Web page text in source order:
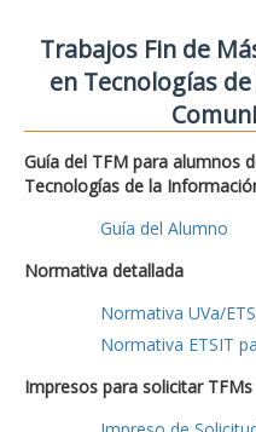
Trabajos Fin de
en Tecnologías
Guía del TFM para alumnos
Tecnologías de la
Guía del Alumno
Normativa detallada
Normativa UVa/
Normativa ETSIT
Impresos para solicitar TFMs